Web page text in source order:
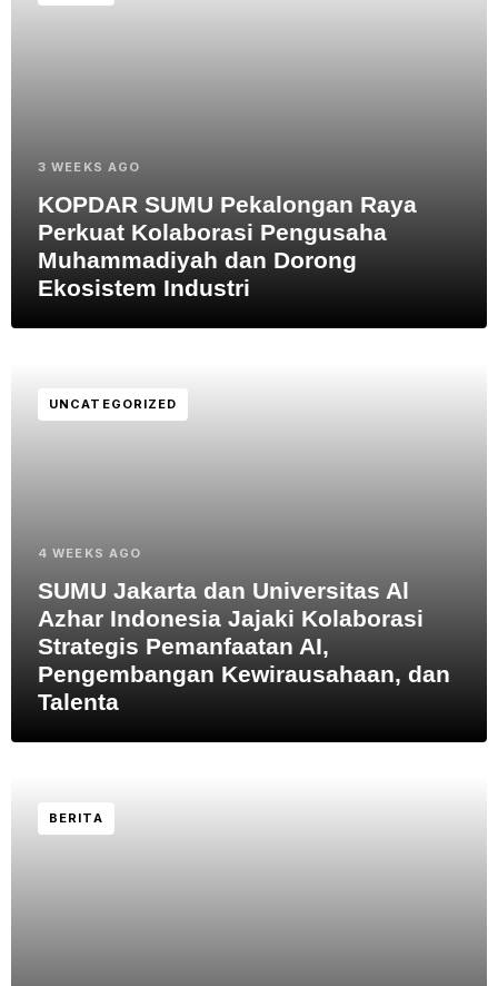
3 WEEKS AGO
KOPDAR SUMU Pekalongan Raya
Perkuat Kolaborasi Pengusaha
Muhammadiyah dan Dorong
Ekosistem Industri
UNCATEGORIZED
4 WEEKS AGO
SUMU Jakarta dan Universitas Al
Azhar Indonesia Jajaki Kolaborasi
Strategis Pemanfaatan AI,
Pengembangan Kewirausahaan, dan
Talenta
BERITA